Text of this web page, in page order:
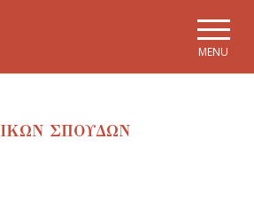
MENU
ΣΠΟΥΔΩΝ